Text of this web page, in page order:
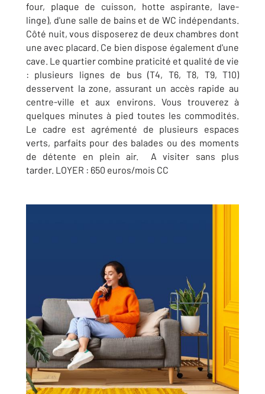
four, plaque de cuisson, hotte aspirante, lave-
linge), d'une salle de bains et de WC indépendants.
Côté nuit, vous disposerez de deux chambres dont
une avec placard. Ce bien dispose également d'une
cave. Le quartier combine praticité et qualité de vie
: plusieurs lignes de bus (T4, T6, T8, T9, T10)
desservent la zone, assurant un accès rapide au
centre-ville et aux environs. Vous trouverez à
quelques minutes à pied toutes les commodités.
Le cadre est agrémenté de plusieurs espaces
verts, parfaits pour des balades ou des moments
de détente en plein air. A visiter sans plus
tarder. LOYER : 650 euros/mois CC